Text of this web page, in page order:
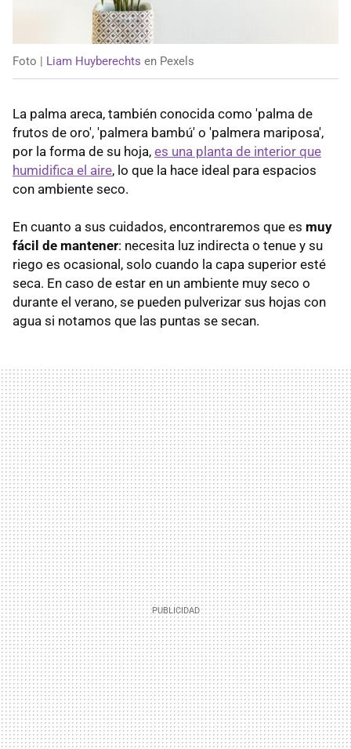
Foto | Liam Huyberechts en Pexels
La palma areca, también conocida como 'palma de
frutos de oro', 'palmera bambú' o 'palmera mariposa',
por la forma de su hoja, es una planta de interior que
humidifica el aire, lo que la hace ideal para espacios
con ambiente seco.
En cuanto a sus cuidados, encontraremos que es muy
fácil de mantener: necesita luz indirecta o tenue y su
riego es ocasional, solo cuando la capa superior esté
seca. En caso de estar en un ambiente muy seco o
durante el verano, se pueden pulverizar sus hojas con
agua si notamos que las puntas se secan.